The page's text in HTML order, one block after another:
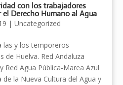
con los trabajadores
Derecho Humano al Agua
| Uncategorized
las y los temporeros
de Huelva. Red Andaluza
Red Agua Pública-Marea Azul
de la Nueva Cultura del Agua y